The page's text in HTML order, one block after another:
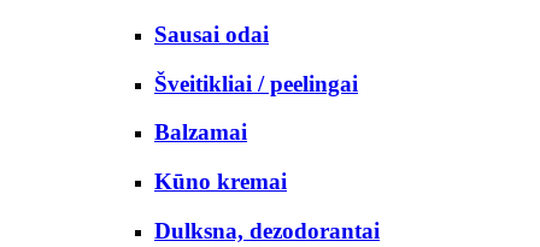
Sausai odai
Šveitikliai / peelingai
Balzamai
Kūno kremai
Dulksna, dezodorantai